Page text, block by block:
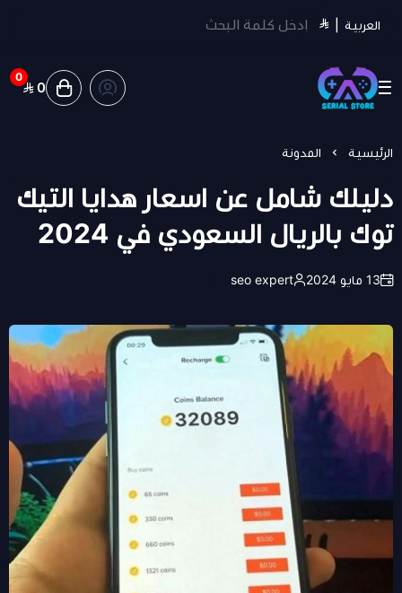
العربية
سيريل ستور | Serial Store
0
0
الرئيسية المدونة
دليلك شامل عن اسعار هدايا التيك
توك بالريال السعودي في 2024
13 مايو 2024 seo expert